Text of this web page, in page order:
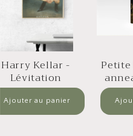
Petite histoire des
anneaux chinois